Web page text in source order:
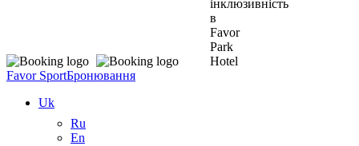
Favor SportБронювання
Uk
Ru
En